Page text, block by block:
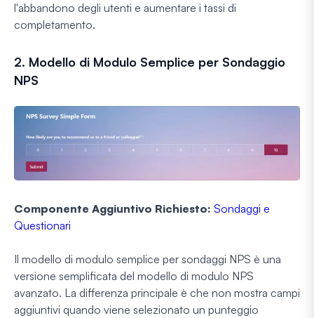
l'abbandono degli utenti e aumentare i tassi di
completamento.
2. Modello di Modulo Semplice per Sondaggio
NPS
Componente Aggiuntivo Richiesto: Sondaggi e
Questionari
Il modello di modulo semplice per sondaggi NPS è una
versione semplificata del modello di modulo NPS
avanzato. La differenza principale è che non mostra campi
aggiuntivi quando viene selezionato un punteggio